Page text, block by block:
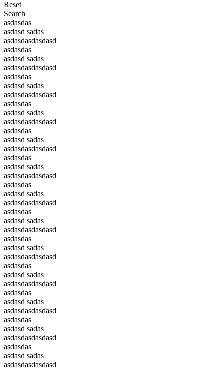
Reset
Search
asdasdas
asdasd sadas
asdasdasdasdasd
asdasdas
asdasd sadas
asdasdasdasdasd
asdasdas
asdasd sadas
asdasdasdasdasd
asdasdas
asdasd sadas
asdasdasdasdasd
asdasdas
asdasd sadas
asdasdasdasdasd
asdasdas
asdasd sadas
asdasdasdasdasd
asdasdas
asdasd sadas
asdasdasdasdasd
asdasdas
asdasd sadas
asdasdasdasdasd
asdasdas
asdasd sadas
asdasdasdasdasd
asdasdas
asdasd sadas
asdasdasdasdasd
asdasdas
asdasd sadas
asdasdasdasdasd
asdasdas
asdasd sadas
asdasdasdasdasd
asdasdas
asdasd sadas
asdasdasdasdasd